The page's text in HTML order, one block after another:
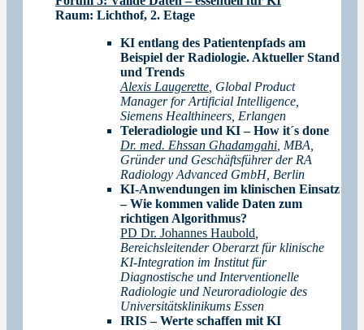
Raum: Lichthof, 2. Etage
KI entlang des Patientenpfads am
Beispiel der Radiologie. Aktueller Stand
und Trends
Alexis Laugerette , Global Product
Manager for Artificial Intelligence,
Siemens Healthineers, Erlangen
Teleradiologie und KI – How it´s done
Dr. med. Ehssan Ghadamgahi , MBA,
Gründer und Geschäftsführer der RA
Radiology Advanced GmbH, Berlin
KI-Anwendungen im klinischen Einsatz
– Wie kommen valide Daten zum
richtigen Algorithmus?
PD Dr. Johannes Haubold
Bereichsleitender Oberarzt für klinische
KI-Integration im Institut für
Diagnostische und Interventionelle
Radiologie und Neuroradiologie des
Universitätsklinikums Essen
IRIS – Werte schaffen mit KI